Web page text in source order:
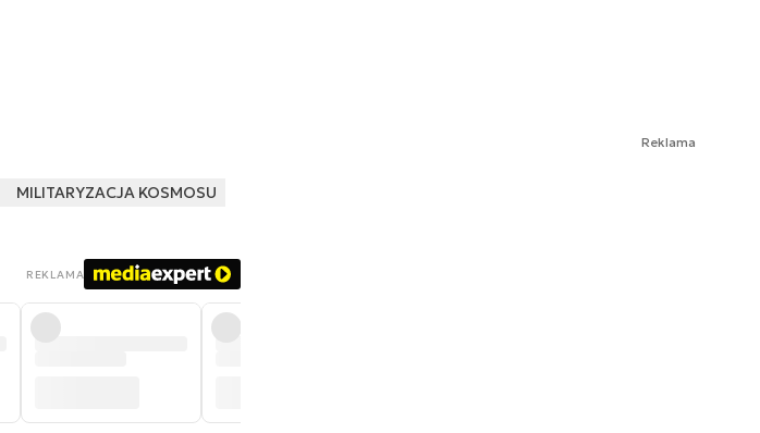
MILITARYZACJA KOSMOSU
REKLAMA
Reklama